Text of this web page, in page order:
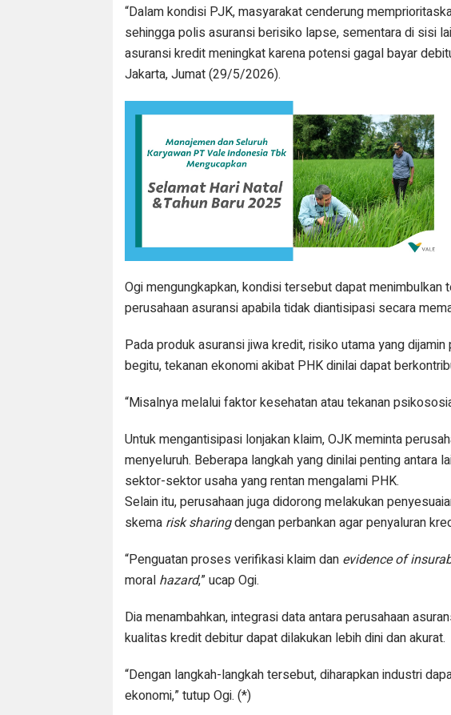
“Dalam kondisi PJK, masyarakat cenderung
sehingga polis asuransi berisiko lapse, sementara di sisi
asuransi kredit meningkat karena potensi gagal bayar
Jakarta, Jumat (29/5/2026).
Ogi mengungkapkan, kondisi tersebut dapat
perusahaan asuransi apabila tidak diantisipasi secara
Pada produk asuransi jiwa kredit, risiko utama yang
begitu, tekanan ekonomi akibat PHK dinilai dapat
“Misalnya melalui faktor kesehatan atau tekanan
Untuk mengantisipasi lonjakan klaim, OJK meminta
menyeluruh. Beberapa langkah yang dinilai penting antara
sektor-sektor usaha yang rentan mengalami PHK.
Selain itu, perusahaan juga didorong melakukan
skema risk sharingdengan perbankan agar penyaluran
“Penguatan proses verifikasi klaim dan evidence of
moral hazard,” ucap Ogi.
Dia menambahkan, integrasi data antara perusahaan
kualitas kredit debitur dapat dilakukan lebih dini dan akurat.
“Dengan langkah-langkah tersebut, diharapkan industri
ekonomi,” tutup Ogi. (*)